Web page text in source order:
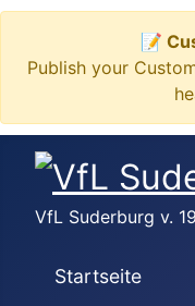
📝
Publish your
VfL Suderburg v.
Startseite